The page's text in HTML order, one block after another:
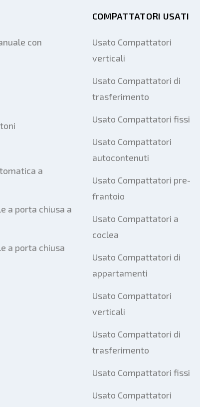
con
a
a porta chiusa a
a porta chiusa
COMPATTATORI USATI
Usato Compattatori
verticali
Usato Compattatori di
trasferimento
Usato Compattatori fissi
Usato Compattatori
autocontenuti
Usato Compattatori pre-
frantoio
Usato Compattatori a
coclea
Usato Compattatori di
appartamenti
Usato Compattatori
verticali
Usato Compattatori di
trasferimento
Usato Compattatori fissi
Usato Compattatori